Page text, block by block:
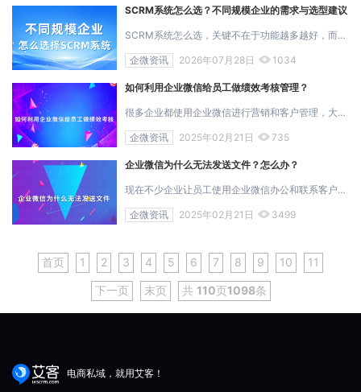
SCRM系统怎么选？不同规模企业的需求与选型建议
SCRM系统怎么选，关键不在于功能越多越好，而在于系统能否匹配企业当前规模、业务阶段和全域营销需求。 小型企业更关注快速上线与基础客户运营，中...
企微资讯 2026年07月28日 1034
如何利用企业微信给员工做绩效考核管理？
很多企业都使用企业微信进行营销和客户管理，大家都知道公司在用企业微信做客户管理的同时，也能对员工进行相应的管理。而在用企业微信管理员工时...
企微资讯 2025年02月21日 735
企业微信为什么无法发送文件？怎么办？
现在不少企业让员工使用企业微信办公和联系客户，用企业微信能让我们的工作交流沟通更便捷，而日常办公中我们时常会有发文件的需求，但有时候会遇...
企微资讯 2025年02月21日 3499
首页 1 2 3 4 5 6 7 8 9 10 11
下一页 末页 共 110页1098条
电商私域，就用艾客！